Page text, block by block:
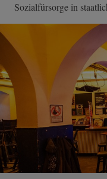
Sozialfürsorge in